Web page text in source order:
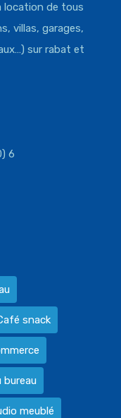
location de tous
villas, garages,
sur rabat et
6
snack
bureau
meublé